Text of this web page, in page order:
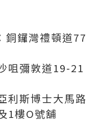
鑼灣禮頓道77
咀彌敦道19-21
利斯博士大馬路
1樓O號舖